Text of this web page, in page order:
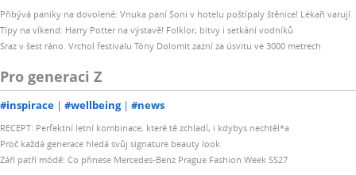
Přibývá paniky na dovolené: Vnuka paní Soni v hotelu poštípaly štěnice! Lékaři varují
Tipy na víkend: Harry Potter na výstavě! Folklor, bitvy i setkání vodníků
Sraz v šest ráno. Vrchol festivalu Tóny Dolomit zazní za úsvitu ve 3000 metrech
Pro generaci Z
#inspirace #wellbeing #news
RECEPT: Perfektní letní kombinace, které tě zchladí, i kdybys nechtěl*a
Proč každá generace hledá svůj signature beauty look
Září patří módě: Co přinese Mercedes-Benz Prague Fashion Week SS27